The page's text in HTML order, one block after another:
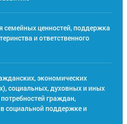
семейных ценностей, поддержка
и ответственного
экономических
социальных, духовных и иных
граждан,
социальной поддержке и